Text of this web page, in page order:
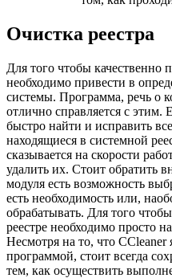
Очистка реестра
Для того чтобы качественно
необходимо привести в
системы. Программа, речь о
отлично справляется с этим.
быстро найти и исправить
находящиеся в системной
сказывается на скорости
удалить их. Стоит обратить
модуля есть возможность
есть необходимость или,
обрабатывать. Для того
реестре необходимо просто
Несмотря на то, что CСleaner
программой, стоит всегда
тем, как осуществить